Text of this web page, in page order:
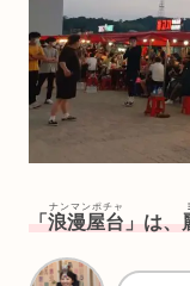
「浪漫屋台
ナンマンポチャ
」は、